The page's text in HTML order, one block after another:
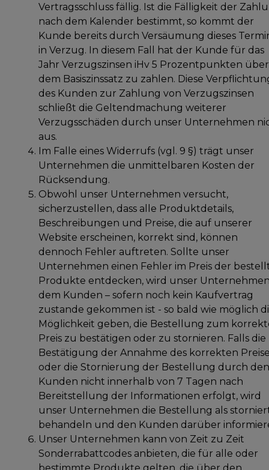
Vertragsschluss fällig. Ist die Fälligkeit der
nach dem Kalender bestimmt, so kommt der
Kunde bereits durch Versäumung dieses
in Verzug. In diesem Fall hat der Kunde für das
Jahr Verzugszinsen iHv 5 Prozentpunkten über
dem Basiszinssatz zu zahlen. Diese
des Kunden zur Zahlung von Verzugszinsen
schließt die Geltendmachung weiterer
Verzugsschäden durch unser Unternehmen
aus.
Im Falle eines Widerrufs (vgl. 9 §) trägt unser
Unternehmen die unmittelbaren Kosten der
Rücksendung.
Obwohl unser Unternehmen versucht,
sicherzustellen, dass alle Produktdetails,
Beschreibungen und Preise, die auf unserer
Website erscheinen, korrekt sind, können
dennoch Fehler auftreten. Sollte unser
Unternehmen einen Fehler im Preis der
Produkte entdecken, wird unser
dem Kunden – sofern noch kein Kaufvertrag
zustande gekommen ist - so bald wie möglich
Möglichkeit geben, die Bestellung zum
Preis zu bestätigen oder zu stornieren. Falls die
Bestätigung der Annahme des korrekten
oder die Stornierung der Bestellung durch den
Kunden nicht innerhalb von 7 Tagen nach
Bereitstellung der Informationen erfolgt, wird
unser Unternehmen die Bestellung als
behandeln und den Kunden darüber
Unser Unternehmen kann von Zeit zu Zeit
Sonderrabattcodes anbieten, die für alle oder